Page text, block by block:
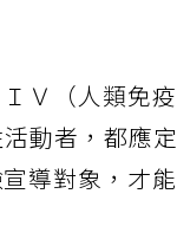
Ｖ（人類免疫
活動者，都應定
導對象，才能